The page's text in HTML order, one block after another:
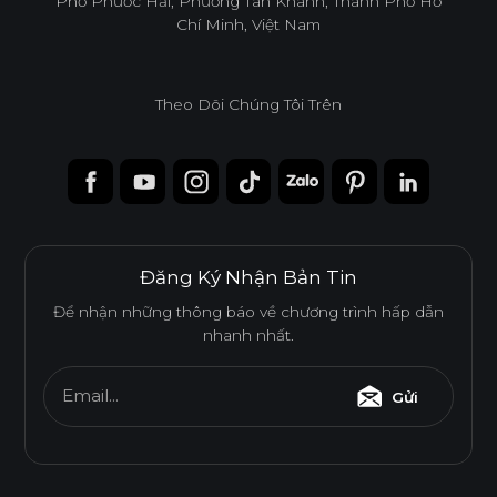
Ván WPB Phủ Acrylic
Được sử dụng cho các khu vực có độ ẩm, rò rỉ nước cao.
Chí Minh, Việt Nam
Theo Dõi Chúng Tôi Trên
Đăng Ký Nhận Bản Tin
Để nhận những thông báo về chương trình hấp dẫn
nhanh nhất.
Email... Gửi